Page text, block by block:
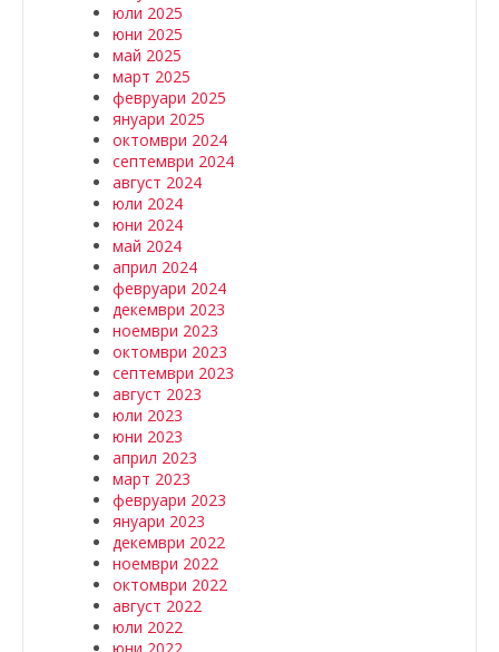
юли 2025
юни 2025
май 2025
март 2025
февруари 2025
януари 2025
октомври 2024
септември 2024
август 2024
юли 2024
юни 2024
май 2024
април 2024
февруари 2024
декември 2023
ноември 2023
октомври 2023
септември 2023
август 2023
юли 2023
юни 2023
април 2023
март 2023
февруари 2023
януари 2023
декември 2022
ноември 2022
октомври 2022
август 2022
юли 2022